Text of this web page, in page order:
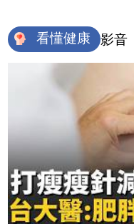
看懂健康 影音